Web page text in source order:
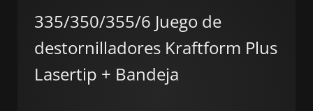
335/350/355/6 Juego de
destornilladores Kraftform Plus
Lasertip + Bandeja